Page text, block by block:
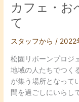
カフェ・お
て
スタッフから / 2022
松園リボーンプロ
地域の人たちでつく
が集う場所となって
間を過ごしにいらし
寄
せ
て